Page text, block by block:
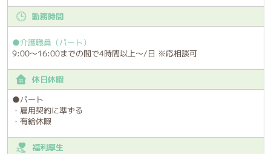
勤務時間
●介護職員（パート）
9:00～16:00までの間で4時間以上～/日 ※応相談可
休日休暇
●パート
・雇用契約に準ずる
・有給休暇
福利厚生